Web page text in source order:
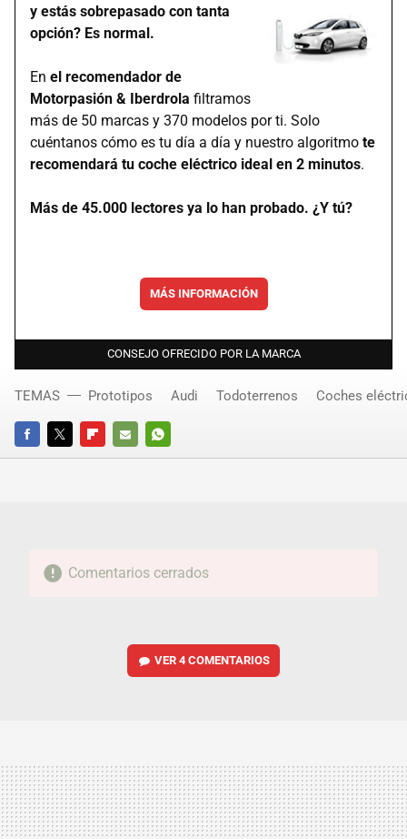
y estás sobrepasado con tanta
opción? Es normal.
En el recomendador de
Motorpasión & Iberdrola filtramos
más de 50 marcas y 370 modelos por ti. Solo
cuéntanos cómo es tu día a día y nuestro algoritmo te
recomendará tu coche eléctrico ideal en 2 minutos.
Más de 45.000 lectores ya lo han probado. ¿Y tú?
MÁS INFORMACIÓN
CONSEJO OFRECIDO POR LA MARCA
FACEBOOKTWITTERFLIPBOARD
E-
WHATSAPP
TEMAS Prototipos Audi Todoterrenos Coches
Comentarios cerrados
VER4 COMENTARIOS